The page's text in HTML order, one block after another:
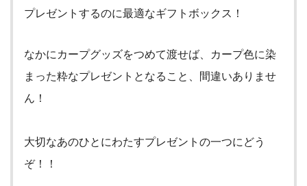
プレゼントするのに最適なギフトボックス！
なかにカープグッズをつめて渡せば、カープ色に染
まった粋なプレゼントとなること、間違いありませ
ん！
大切なあのひとにわたすプレゼントの一つにどう
ぞ！！